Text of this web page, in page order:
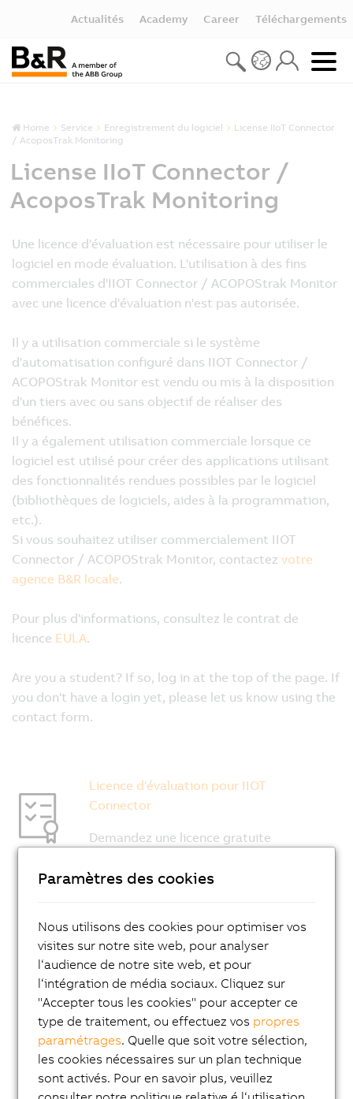
Actualités Academy Career Téléchargements
Home Service Enregistrement du logiciel
License IIoT Connector
/ AcoposTrak Monitoring
License IIoT Connector /
AcoposTrak Monitoring
Paramètres des cookies
Nous utilisons des cookies pour optimiser vos
visites sur notre site web, pour analyser
l‘audience de notre site web, et pour
l‘intégration de média sociaux. Cliquez sur
"Accepter tous les cookies" pour accepter ce
type de traitement, ou effectuez vos propres
paramétrages. Quelle que soit votre sélection,
les cookies nécessaires sur un plan technique
sont activés. Pour en savoir plus, veuillez